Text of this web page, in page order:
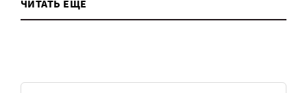
ЧИТАТЬ ЕЩЕ